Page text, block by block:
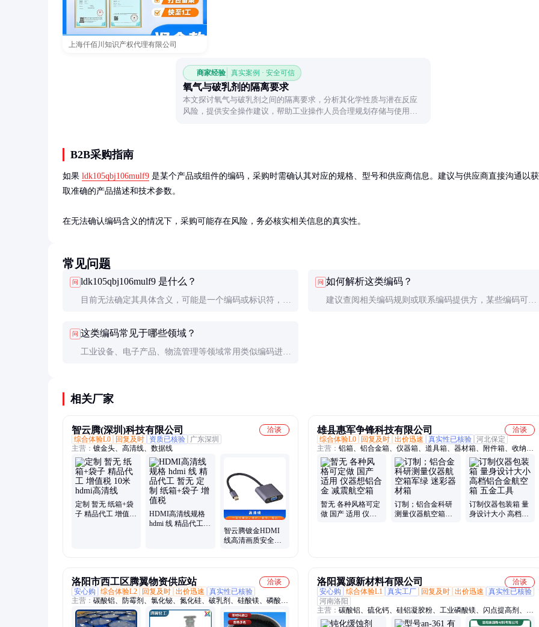
上海仟佰川知识产权代理有限公司
商家经验 真实案例 · 安全可信
氧气与破乳剂的隔离要求
本文探讨氧气与破乳剂之间的隔离要求，分析其化学性质与潜在反应
风险，提供安全操作建议，帮助工业操作人员合理规划存储与使用流
B2B采购指南
如果 ldk105qbj106mulf9 是某个产品或组件的编码，采购时需确认其对应的规格、型号和供应商信息。建议与供应商直接沟通以获
取准确的产品描述和技术参数。
在无法确认编码含义的情况下，采购可能存在风险，务必核实相关信息的真实性。
常见问题
问 ldk105qbj106mulf9 是什么？
目前无法确定其具体含义，可能是一个编码或标识符，需
问 如何解析这类编码？
建议查阅相关编码规则或联系编码提供方，某些编码可能
问 这类编码常见于哪些领域？
工业设备、电子产品、物流管理等领域常用类似编码进行
相关厂家
智云腾(深圳)科技有限公司
洽谈
综合体验L0
回复及时 资质已核验
广东深圳
主营： 镀金头、高清线、数据线
定制 暂无 纸箱+袋
子 精品代工 增值税
HDMI高清线规格
hdmi 线 精品代工
智云腾镀金HDMI
线高清画质安全可
雄县惠军争锋科技有限公司
洽谈
综合体验L0
回复及时 出价迅速 真实性已核验 河北保定
主营： 铝箱、铝合金箱、仪器箱、道具箱、器材箱、附件箱、收纳
箱、航空箱、工具箱、电子仪表箱、实验仪器包装箱、消防器材箱、
指挥作业箱、侦查作业箱、勘测仪器包装箱、仪器仪表箱、乐器包装
箱、舞台道具箱、服装道具箱、运输储备箱、通讯设备箱、五金工具
箱、铝合金航空箱、产品展示箱、物资器材箱
暂无 各种风格可定
做 国产 适用 仪器
订制；铝合金科研
测量仪器航空箱军
订制仪器包装箱 量
身设计大小 高档铝
洛阳市西工区腾翼物资供应站
洽谈
安心购
综合体验L2 回复及时 出价迅速
真实性已核验
主营： 碳酸铝、防霉剂、氯化铋、氮化硅、破乳剂、硅酸镁、磷酸
铝、化学试剂、抗静电剂、乙酸乙酯、氢氧化镁、焦磷酸钠、干燥通
风、次磷酸镁、氯化氢乙醇、氯化氢甲醇、聚丙烯酸钾、闪点提高
洛阳翼源新材料有限公司
洽谈
安心购
综合体验L1 真实工厂 回复及时 出价迅速
真实性已核验
河南洛阳
主营： 碳酸铝、硫化钙、硅铝凝胶粉、工业磷酸镁、闪点提高剂、表
面活性剂、耐火材料、水处理原材料